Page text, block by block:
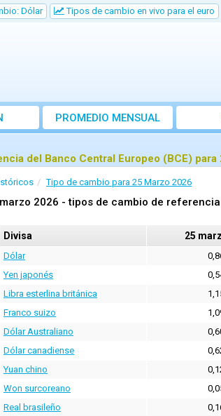
Dólar Tipos de cambio en vivo para el euro
PROMEDIO MENSUAL
del Banco Central Europeo (BCE) para
Tipo de cambio para 25 Marzo 2026
2026 - tipos de cambio de
Divisa 25
Dólar
Yen japonés
Libra esterlina británica
Franco suizo
Dólar Australiano
Dólar canadiense
Yuan chino
Won surcoreano
Real brasileño